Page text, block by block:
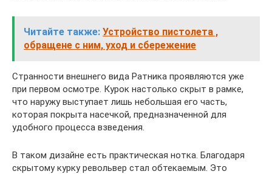
Читайте также: Устройство пистолета ,
обращене с ним, уход и сбережение
Странности внешнего вида Ратника проявляются уже
при первом осмотре. Курок настолько скрыт в рамке,
что наружу выступает лишь небольшая его часть,
которая покрыта насечкой, предназначенной для
удобного процесса взведения.
В таком дизайне есть практическая нотка. Благодаря
скрытому курку револьвер стал обтекаемым. Это